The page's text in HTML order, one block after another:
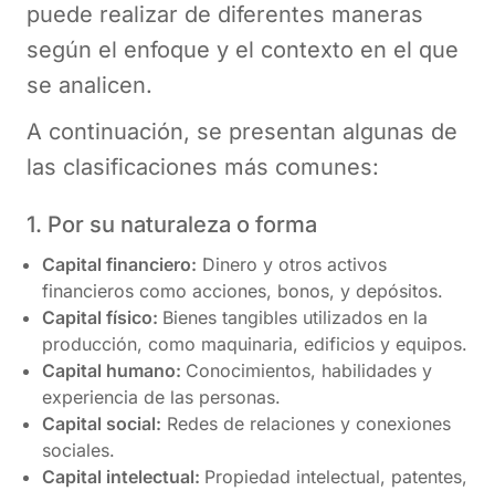
puede realizar de diferentes maneras
según el enfoque y el contexto en el que
se analicen.
A continuación, se presentan algunas de
las clasificaciones más comunes:
1. Por su naturaleza o forma
Capital financiero: Dinero y otros activos
financieros como acciones, bonos, y depósitos.
Capital físico: Bienes tangibles utilizados en la
producción, como maquinaria, edificios y equipos.
Capital humano: Conocimientos, habilidades y
experiencia de las personas.
Capital social: Redes de relaciones y conexiones
sociales.
Capital intelectual: Propiedad intelectual, patentes,